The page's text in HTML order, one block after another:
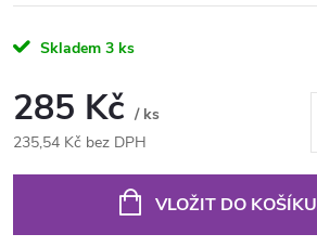
Skladem 3 ks
285 Kč / ks
235,54 Kč bez DPH
VLOŽIT DO KOŠÍKU